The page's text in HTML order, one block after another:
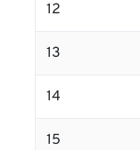
12
13
14
15